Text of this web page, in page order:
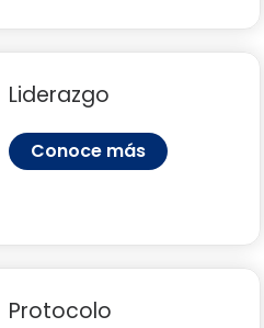
Liderazgo
Conoce más
Protocolo